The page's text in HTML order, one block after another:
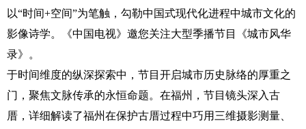
以“时间+空间”为笔触，勾勒中国式现代化进程中城市文化的
影像诗学。《中国电视》邀您关注大型季播节目《城市风华
录》。
于时间维度的纵深探索中，节目开启城市历史脉络的厚重之
门，聚焦文脉传承的永恒命题。在福州，节目镜头深入古
厝，详细解读了福州在保护古厝过程中巧用三维摄影测量、